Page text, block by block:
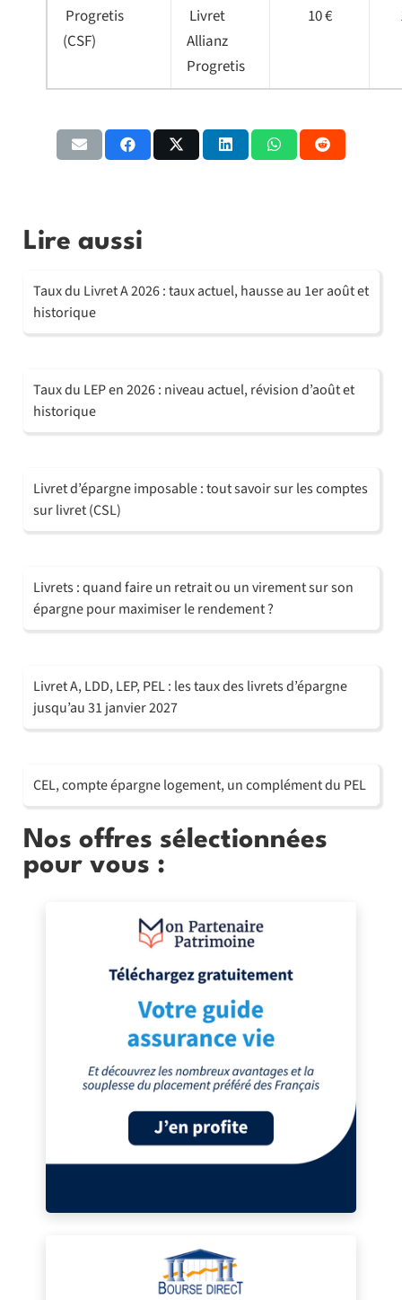
Progretis
(CSF)
Livret
Allianz
Progretis
10 €
Lire aussi
Taux du Livret A 2026 : taux actuel, hausse au 1er août et
historique
Taux du LEP en 2026 : niveau actuel, révision d’août et
historique
Livret d’épargne imposable : tout savoir sur les comptes
sur livret (CSL)
Livrets : quand faire un retrait ou un virement sur son
épargne pour maximiser le rendement ?
Livret A, LDD, LEP, PEL : les taux des livrets d’épargne
jusqu’au 31 janvier 2027
CEL, compte épargne logement, un complément du PEL
Nos offres sélectionnées
pour vous :